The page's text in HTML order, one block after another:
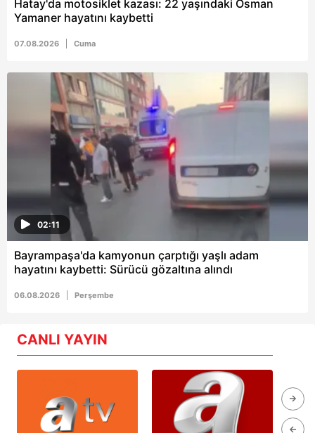
Hatay'da motosiklet kazası: 22 yaşındaki Osman
Yamaner hayatını kaybetti
07.08.2026 Cuma
02:11
Bayrampaşa'da kamyonun çarptığı yaşlı adam
hayatını kaybetti: Sürücü gözaltına alındı
06.08.2026 Perşembe
CANLI YAYIN